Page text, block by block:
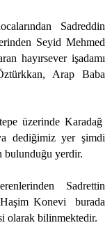
Sadreddin
Seyid Mehmed
hayırsever işadamı
Arap Baba
üzerinde Karadağ
dediğimiz yer şimdi
bulunduğu yerdir.
Sadrettin
Konevi
burada
olarak bilinmektedir.